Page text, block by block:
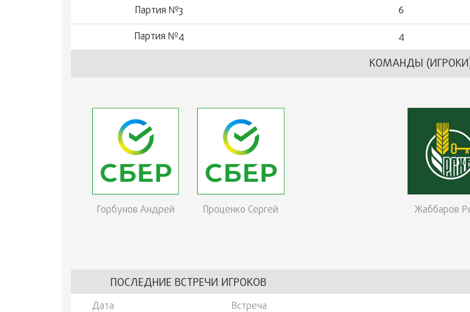
Партия №3
6
Партия №4
4
КОМАНДЫ
Горбунов Андрей Проценко Сергей Жаббаров
ПОСЛЕДНИЕ ВСТРЕЧИ ИГРОКОВ
Дата Встреча